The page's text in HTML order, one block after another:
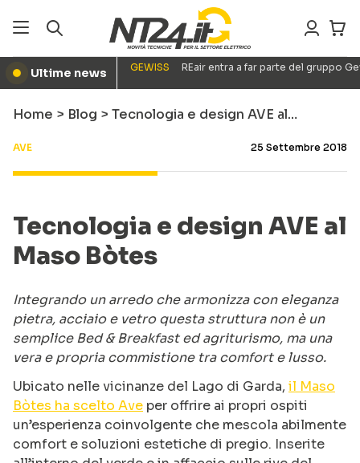
● Ultime news GEWISS REair entra a far parte del gruppo
Home > Blog > Tecnologia e design AVE al…
AVE 25 Settembre 2018
Tecnologia e design AVE al
Maso Bòtes
Integrando un arredo che armonizza con eleganza
pietra, acciaio e vetro questa struttura non è un
semplice Bed & Breakfast ed agriturismo, ma una
vera e propria commistione tra comfort e lusso.
Ubicato nelle vicinanze del Lago di Garda, il Maso
Bòtes ha scelto Ave per offrire ai propri ospiti
un’esperienza coinvolgente che mescola abilmente
comfort e soluzioni estetiche di pregio. Inserite